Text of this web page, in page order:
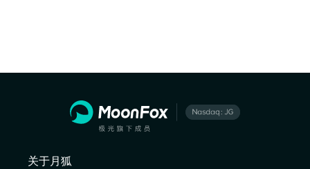
关于月狐